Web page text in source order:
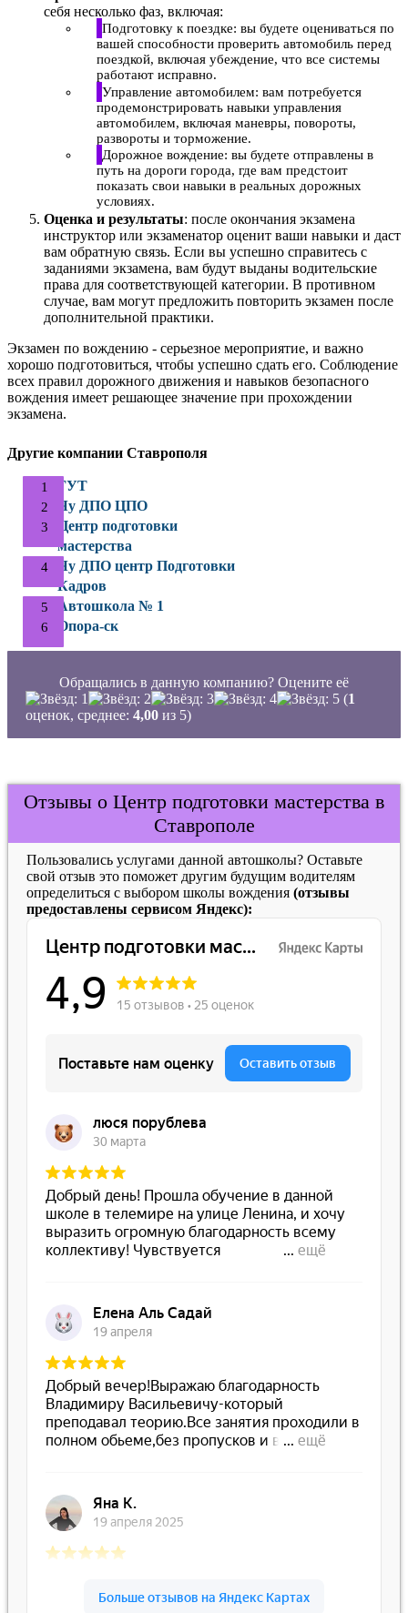
себя несколько фаз, включая:
Подготовку к поездке: вы будете оцениваться по
вашей способности проверить автомобиль перед
поездкой, включая убеждение, что все системы
работают исправно.
Управление автомобилем: вам потребуется
продемонстрировать навыки управления
автомобилем, включая маневры, повороты,
развороты и торможение.
Дорожное вождение: вы будете отправлены в
путь на дороги города, где вам предстоит
показать свои навыки в реальных дорожных
условиях.
Оценка и результаты: после окончания экзамена
инструктор или экзаменатор оценит ваши навыки и даст
вам обратную связь. Если вы успешно справитесь с
заданиями экзамена, вам будут выданы водительские
права для соответствующей категории. В противном
случае, вам могут предложить повторить экзамен после
дополнительной практики.
Экзамен по вождению - серьезное мероприятие, и важно
хорошо подготовиться, чтобы успешно сдать его. Соблюдение
всех правил дорожного движения и навыков безопасного
вождения имеет решающее значение при прохождении
экзамена.
Другие компании Ставрополя
ГУТ
Чу ДПО ЦПО
Центр подготовки
мастерства
Чу ДПО центр Подготовки
Кадров
Автошкола № 1
Опора-ск
Обращались в данную компанию? Оцените её
(1
оценок, среднее: 4,00 из 5)
Отзывы о Центр подготовки мастерства в
Ставрополе
Пользовались услугами данной автошколы? Оставьте
свой отзыв это поможет другим будущим водителям
определиться с выбором школы вождения (отзывы
предоставлены сервисом Яндекс):